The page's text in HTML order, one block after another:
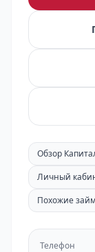
Обзор
Личный
Похожие
Телефон